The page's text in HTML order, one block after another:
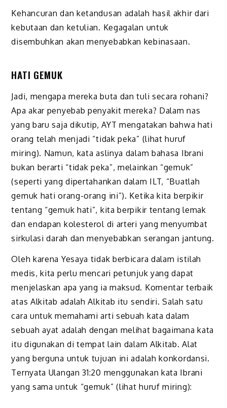
Kehancuran dan ketandusan adalah hasil akhir dari
kebutaan dan ketulian. Kegagalan untuk
disembuhkan akan menyebabkan kebinasaan.
HATI GEMUK
Jadi, mengapa mereka buta dan tuli secara rohani?
Apa akar penyebab penyakit mereka? Dalam nas
yang baru saja dikutip, AYT mengatakan bahwa hati
orang telah menjadi “tidak peka” (lihat huruf
miring). Namun, kata aslinya dalam bahasa Ibrani
bukan berarti “tidak peka”, melainkan “gemuk”
(seperti yang dipertahankan dalam ILT, “Buatlah
gemuk hati orang-orang ini”). Ketika kita berpikir
tentang “gemuk hati”, kita berpikir tentang lemak
dan endapan kolesterol di arteri yang menyum­bat
sirkulasi darah dan menyebabkan serangan jantung.
Oleh karena Yesaya tidak berbicara dalam istilah
medis, kita perlu mencari petunjuk yang dapat
menjelaskan apa yang ia maksud. Komen­tar terbaik
atas Alkitab adalah Alkitab itu sendiri. Salah satu
cara untuk memahami arti sebuah kata dalam
sebuah ayat adalah dengan melihat bagaimana kata
itu digunakan di tempat lain dalam Alkitab. Alat
yang berguna untuk tujuan ini adalah konkordansi.
Ternyata Ulangan 31:20 menggunakan kata Ibrani
yang sama untuk “gemuk” (lihat huruf mi­ring):